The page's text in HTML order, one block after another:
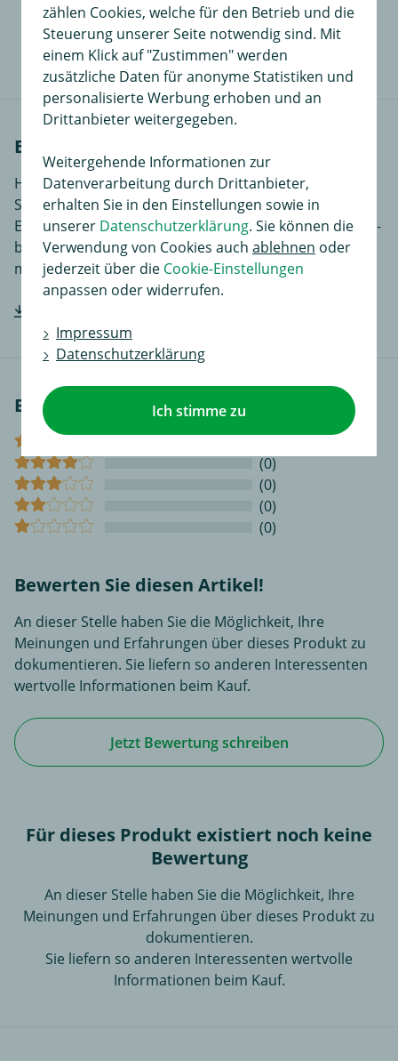
17,99 €
Einbauanleitungen
Hier finden Sie Einbauanleitungen in verschiedenen
Sprachen, je nach Artikel noch ergänzende
Einbauhilfen und zusätzliches Bildmaterial das den Ein-
bzw. Anbau des Produktes für Sie noch einfacher
macht.
Bewertungen
(0)
(0)
(0)
(0)
Bewerten Sie diesen Artikel!
An dieser Stelle haben Sie die Möglichkeit, Ihre
Meinungen und Erfahrungen über dieses Produkt zu
dokumentieren. Sie liefern so anderen Interessenten
wertvolle Informationen beim Kauf.
Jetzt Bewertung schreiben
Für dieses Produkt existiert noch keine
Bewertung
An dieser Stelle haben Sie die Möglichkeit, Ihre
Meinungen und Erfahrungen über dieses Produkt zu
dokumentieren.
Sie liefern so anderen Interessenten wertvolle
Informationen beim Kauf.
zählen Cookies, welche für den Betrieb und die
Steuerung unserer Seite notwendig sind. Mit
einem Klick auf "Zustimmen" werden
zusätzliche Daten für anonyme Statistiken und
personalisierte Werbung erhoben und an
Drittanbieter weitergegeben.
Weitergehende Informationen zur
Datenverarbeitung durch Drittanbieter,
erhalten Sie in den Einstellungen sowie in
unserer Datenschutzerklärung. Sie können die
Verwendung von Cookies auch ablehnen oder
jederzeit über die Cookie-Einstellungen
anpassen oder widerrufen.
Impressum
Datenschutzerklärung
Ich stimme zu